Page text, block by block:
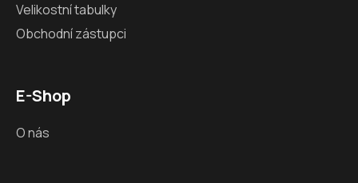
Velikostní tabulky
Obchodní zástupci
E-Shop
O nás